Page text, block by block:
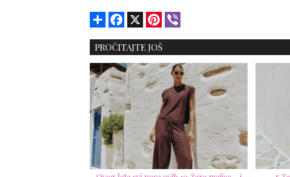
Share Facebook Pinterest
PROČITAJTE JOŠ